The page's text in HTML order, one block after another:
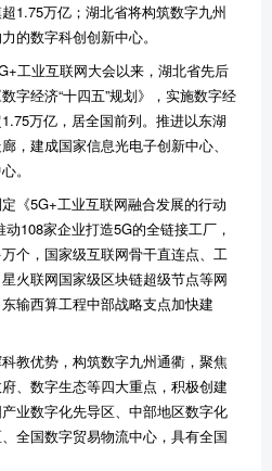
1.75万亿；湖北省将构筑数字九州
的数字科创创新中心。
工业互联网大会以来，湖北省先后
字经济“十四五”规划》，实施数字经
万亿，居全国前列。推进以东湖
，建成国家信息光电子创新中心、
。
《5G+工业互联网融合发展的行动
108家企业打造5G的全链接工厂，
个，国家级互联网骨干直连点、工
火联网国家级区块链超级节点等网
输西算工程中部战略支点加快建
教优势，构筑数字九州通衢，聚焦
、数字生态等四大重点，积极创建
业数字化先导区、中部地区数字化
全国数字贸易物流中心，具有全国